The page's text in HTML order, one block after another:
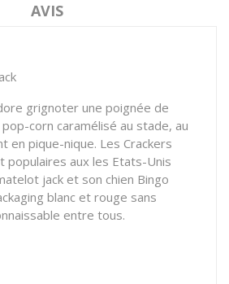
AVIS
grignoter une poignée de
corn caramélisé au stade, au
en pique-nique. Les Crackers
populaires aux les Etats-Unis
jack et son chien Bingo
blanc et rouge sans
entre tous.